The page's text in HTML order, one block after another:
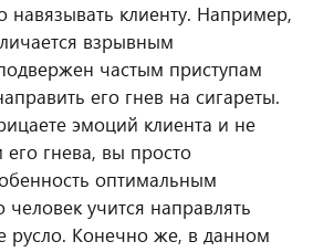
навязывать клиенту. Например,
взрывным
частым приступам
его гнев на сигареты.
эмоций клиента и не
гнева, вы просто
оптимальным
учится направлять
русло. Конечно же, в данном